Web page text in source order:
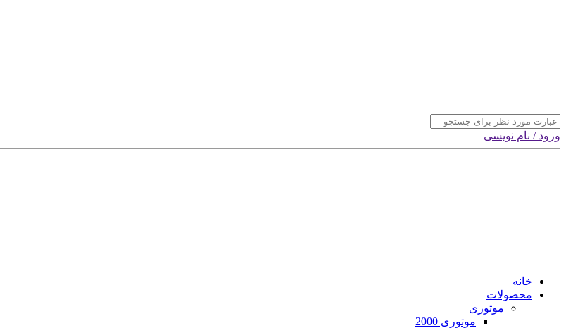
ورود / نام نویسی
خانه
محصولات
موتوری
موتوری 2000